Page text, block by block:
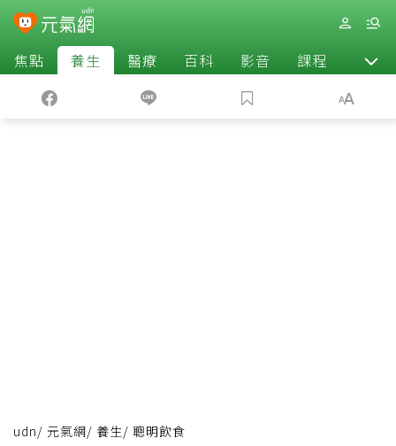
焦點 養生 醫療 百科 影音 課程 退休
udn/ 元氣網/ 養生/ 聰明飲食